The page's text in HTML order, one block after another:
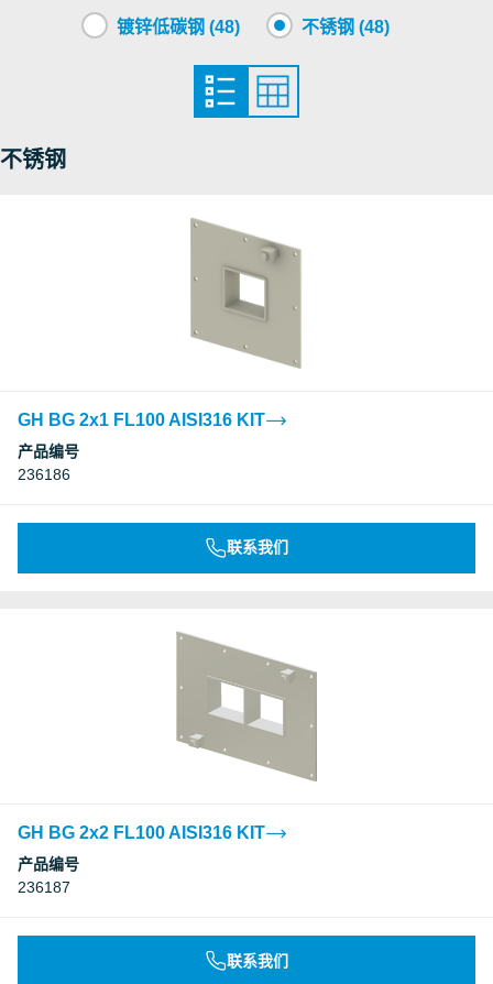
镀锌低碳钢 (48) 不锈钢 (48)
不锈钢
GH BG 2x1 FL100 AISI316 KIT
产品编号
236186
联系我们
GH BG 2x2 FL100 AISI316 KIT
产品编号
236187
联系我们